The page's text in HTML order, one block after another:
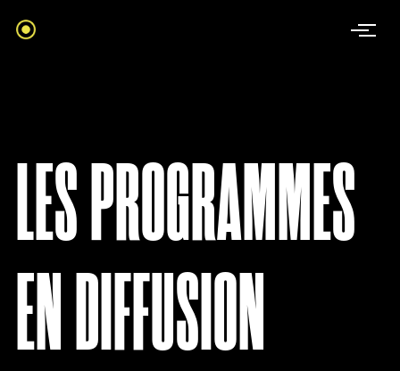
LES PROGRAMMES
EN DIFFUSION